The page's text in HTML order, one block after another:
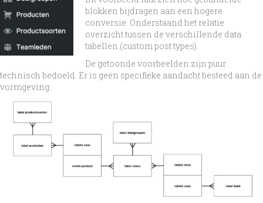
blokken bijdragen aan een hogere
conversie. Onderstaand het relatie
overzicht tussen de verschillende data
tabellen (custom post types).
De getoonde voorbeelden zijn puur
technisch bedoeld. Er is geen specifieke aandacht besteed aan de
vormgeving.